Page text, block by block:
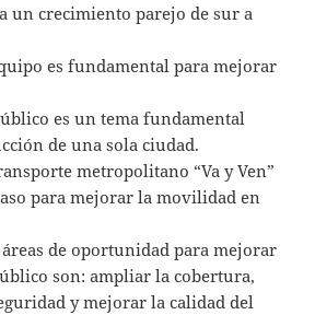
un crecimiento parejo de sur a
es fundamental para mejorar
es un tema fundamental
de una sola ciudad.
metropolitano “Va y Ven”
para mejorar la movilidad en
de oportunidad para mejorar
son: ampliar la cobertura,
y mejorar la calidad del